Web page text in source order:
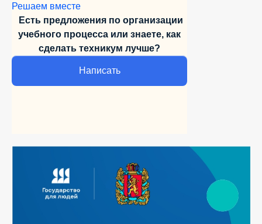
Решаем вместе
Есть предложения по организации
учебного процесса или знаете, как
сделать техникум лучше?
Написать